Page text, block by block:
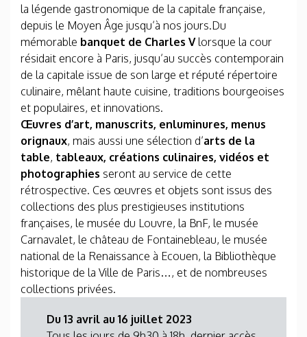
la légende gastronomique de la capitale française,
depuis le Moyen Âge jusqu’à nos jours.Du
mémorable banquet de Charles Vlorsque la cour
résidait encore à Paris, jusqu’au succès contemporain
de la capitale issue de son large et réputé répertoire
culinaire, mêlant haute cuisine, traditions bourgeoises
et populaires, et innovations.
Œuvres d’art, manuscrits, enluminures, menus
orignaux, mais aussi une sélection d’arts de la
table, tableaux, créations culinaires, vidéos et
photographies seront au service de cette
rétrospective. Ces œuvres et objets sont issus des
collections des plus prestigieuses institutions
françaises, le musée du Louvre, la BnF, le musée
Carnavalet, le château de Fontainebleau, le musée
national de la Renaissance à Ecouen, la Bibliothèque
historique de la Ville de Paris…, et de nombreuses
collections privées.
Du 13 avril au 16 juillet 2023